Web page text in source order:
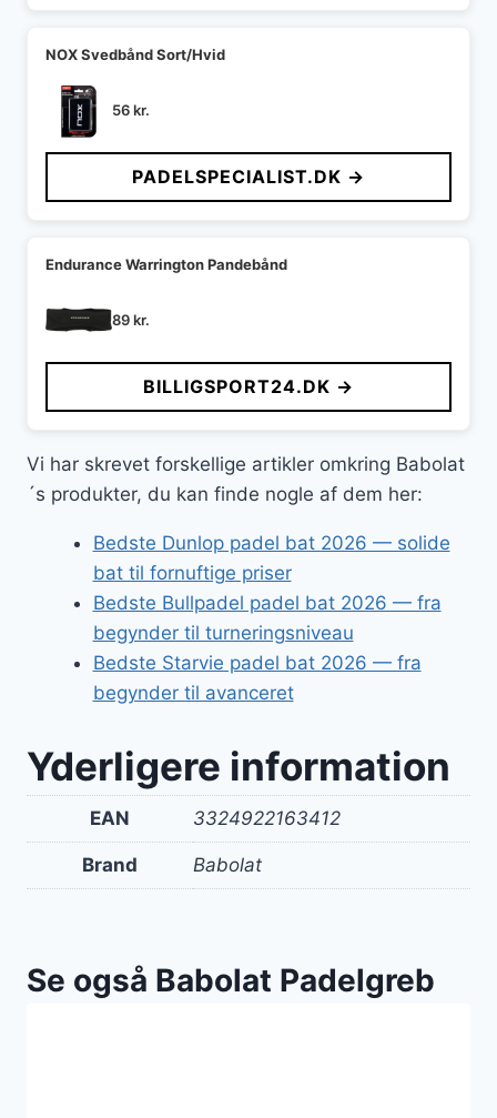
NOX Svedbånd Sort/Hvid
56kr.
PADELSPECIALIST.DK →
Endurance Warrington Pandebånd
89kr.
BILLIGSPORT24.DK →
Vi har skrevet forskellige artikler omkring Babolat
´s produkter, du kan finde nogle af dem her:
Bedste Dunlop padel bat 2026 — solide
bat til fornuftige priser
Bedste Bullpadel padel bat 2026 — fra
begynder til turneringsniveau
Bedste Starvie padel bat 2026 — fra
begynder til avanceret
Yderligere information
EAN 3324922163412
Brand Babolat
Se også Babolat Padelgreb